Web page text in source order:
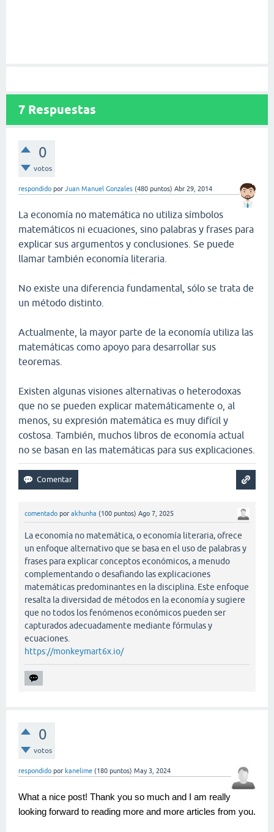
7 Respuestas
0
votos
respondido por Juan Manuel Gonzales (480 puntos) Abr 29, 2014
La economía no matemática no utiliza símbolos
matemáticos ni ecuaciones, sino palabras y frases para
explicar sus argumentos y conclusiones. Se puede
llamar también economía literaria.
No existe una diferencia fundamental, sólo se trata de
un método distinto.
Actualmente, la mayor parte de la economía utiliza las
matemáticas como apoyo para desarrollar sus
teoremas.
Existen algunas visiones alternativas o heterodoxas
que no se pueden explicar matemáticamente o, al
menos, su expresión matemática es muy difícil y
costosa. También, muchos libros de economía actual
no se basan en las matemáticas para sus explicaciones.
comentado por akhunha (100 puntos) Ago 7, 2025
La economía no matemática, o economía literaria, ofrece
un enfoque alternativo que se basa en el uso de palabras y
frases para explicar conceptos económicos, a menudo
complementando o desafiando las explicaciones
matemáticas predominantes en la disciplina. Este enfoque
resalta la diversidad de métodos en la economía y sugiere
que no todos los fenómenos económicos pueden ser
capturados adecuadamente mediante fórmulas y
ecuaciones.
https://monkeymart6x.io/
0
votos
respondido por kanelime (180 puntos) May 3, 2024
What a nice post! Thank you so much and I am really
looking forward to reading more and more articles from you.